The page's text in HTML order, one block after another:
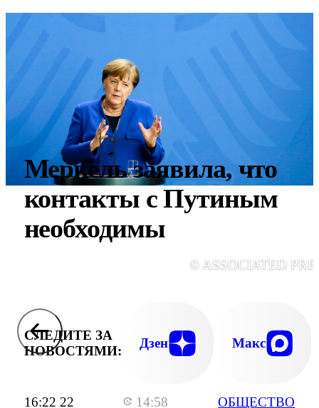
16:22 22
14:58
ОБЩЕСТВО
Меркель заявила, что
контакты с Путиным
необходимы
© ASSOCIATED
СЛЕДИТЕ ЗА
НОВОСТЯМИ:
Дзен Макс